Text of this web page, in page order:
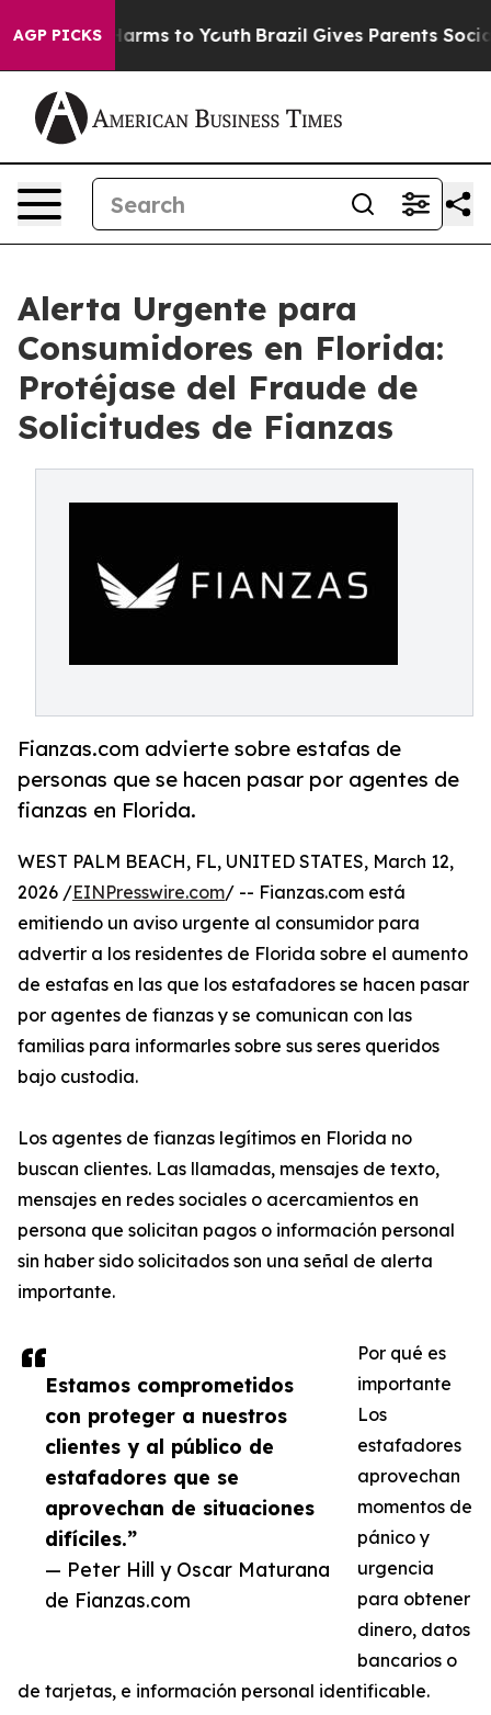
AGP PICKSHarms to Youth Brazil Gives Parents Social
Alerta Urgente para
Consumidores en Florida:
Protéjase del Fraude de
Solicitudes de Fianzas
Fianzas.com advierte sobre estafas de
personas que se hacen pasar por agentes de
fianzas en Florida.
Estamos comprometidos
con proteger a nuestros
clientes y al público de
estafadores que se
aprovechan de situaciones
difíciles.”
— Peter Hill y Oscar Maturana
de Fianzas.com
WEST PALM BEACH, FL, UNITED STATES, March 12,
2026 /EINPresswire.com/ -- Fianzas.com está
emitiendo un aviso urgente al consumidor para
advertir a los residentes de Florida sobre el aumento
de estafas en las que los estafadores se hacen pasar
por agentes de fianzas y se comunican con las
familias para informarles sobre sus seres queridos
bajo custodia.
Los agentes de fianzas legítimos en Florida no
buscan clientes. Las llamadas, mensajes de texto,
mensajes en redes sociales o acercamientos en
persona que solicitan pagos o información personal
sin haber sido solicitados son una señal de alerta
importante.
Por qué es
importante
Los
estafadores
aprovechan
momentos de
pánico y
urgencia
para obtener
dinero, datos
bancarios o
de tarjetas, e información personal identificable.